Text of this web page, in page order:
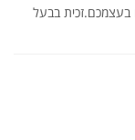
בעצמכם.זכית בבעל